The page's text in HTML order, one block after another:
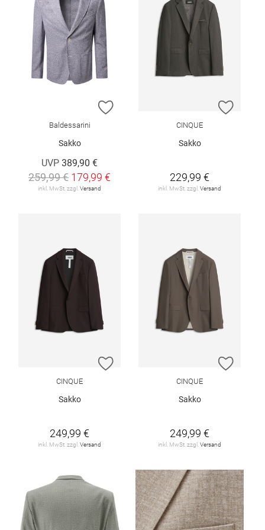
ZUR WUNSCHLISTE HINZUFÜGEN
Baldessarini
Sakko
UVP 389,90 €
259,99 € 179,99 €
inkl. MwSt. zzgl. Versand
ZUR
CINQUE
Sakko
229,99 €
inkl. MwSt. zzgl. Versand
ZUR WUNSCHLISTE HINZUFÜGEN
CINQUE
Sakko
249,99 €
inkl. MwSt. zzgl. Versand
ZUR
CINQUE
Sakko
249,99 €
inkl. MwSt. zzgl. Versand